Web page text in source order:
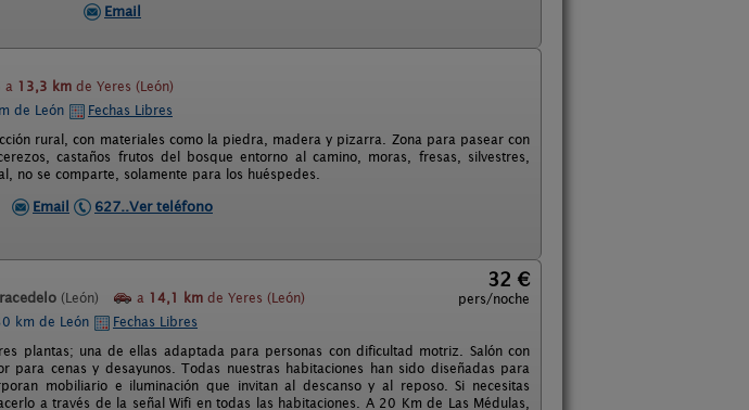
Email
a 13,3 km de Yeres (León)
de León
Fechas Libres
rural, con materiales como la piedra, madera y pizarra. Zona para pasear con
castaños frutos del bosque entorno al camino, moras, fresas, silvestres,
no se comparte, solamente para los huéspedes.
Email
627..Ver teléfono
(León) a 14,1 km de Yeres (León)
32 €
pers/noche
km de León
Fechas Libres
plantas; una de ellas adaptada para personas con dificultad motriz. Salón con
cenas y desayunos. Todas nuestras habitaciones han sido diseñadas para
mobiliario e iluminación que invitan al descanso y al reposo. Si necesitas
a través de la señal Wifi en todas las habitaciones. A 20 Km de Las Médulas,